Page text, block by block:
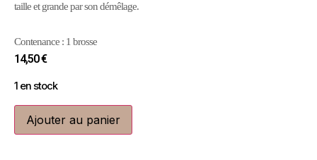
taille et grande par son démêlage.
Contenance : 1 brosse
14,50€
1 en stock
Ajouter au panier